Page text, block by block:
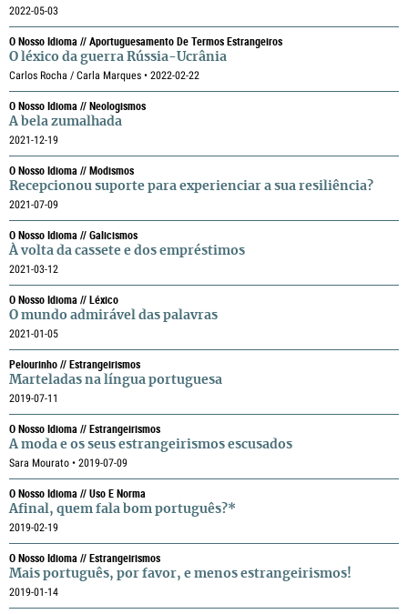
2022-05-03
O Nosso Idioma // Aportuguesamento De Termos Estrangeiros
O léxico da guerra Rússia-Ucrânia
Carlos Rocha / Carla Marques • 2022-02-22
O Nosso Idioma // Neologismos
A bela zumalhada
2021-12-19
O Nosso Idioma // Modismos
Recepcionou suporte para experienciar a sua resiliência?
2021-07-09
O Nosso Idioma // Galicismos
À volta da cassete e dos empréstimos
2021-03-12
O Nosso Idioma // Léxico
O mundo admirável das palavras
2021-01-05
Pelourinho // Estrangeirismos
Marteladas na língua portuguesa
2019-07-11
O Nosso Idioma // Estrangeirismos
A moda e os seus estrangeirismos escusados
Sara Mourato • 2019-07-09
O Nosso Idioma // Uso E Norma
Afinal, quem fala bom português?*
2019-02-19
O Nosso Idioma // Estrangeirismos
Mais português, por favor, e menos estrangeirismos!
2019-01-14